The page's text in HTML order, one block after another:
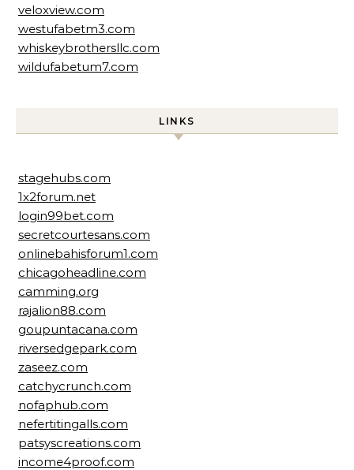
veloxview.com
westufabetm3.com
whiskeybrothersllc.com
wildufabetum7.com
LINKS
stagehubs.com
1x2forum.net
login99bet.com
secretcourtesans.com
onlinebahisforum1.com
chicagoheadline.com
camming.org
rajalion88.com
goupuntacana.com
riversedgepark.com
zaseez.com
catchycrunch.com
nofaphub.com
nefertitingalls.com
patsyscreations.com
income4proof.com